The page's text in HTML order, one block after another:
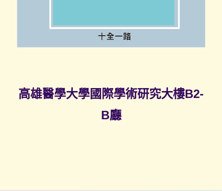
高雄醫學大學國際學術研究大樓B2-
B廳